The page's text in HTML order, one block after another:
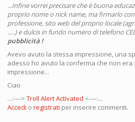
...Infine vorrei precisare che è buona
proprio nome o nick name, ma firmarlo
professione, sito web del proprio locale
.....) e dulcis in fundo numero di telefono
pubblicità !
Avevo avuto la stessa impressione, una
adesso ho avuto la conferma che non era
impressione...
Ciao
...:----> Troll Alert Activated <----:...
Accedi o registrati per inserire commenti.